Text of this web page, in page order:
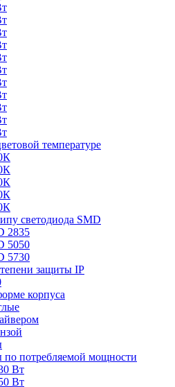
температуре
светодиода SMD
2835
5050
5730
защиты IP
корпуса
потребляемой мощности
Вт
Вт